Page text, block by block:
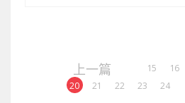
上一篇 15 16
20
21 22 23 24